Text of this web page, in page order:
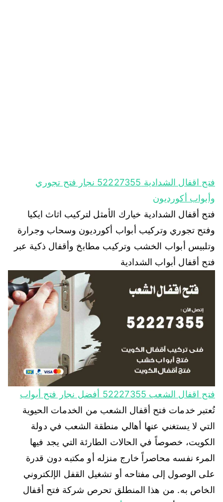
فتح اقفال الشدادية 52227355 نجار فتح تجوري
وأبواب أكورديون
فتح أقفال الشدادية خيارك الأمثل لتركيب اثاث ايكيا
وفتح تجوري وتركيب أبواب أكورديون وسحاب وجرارة
وتلبيس أبواب الخشب وتركيب مطابخ وأقفال ذكية عبر
فتح أقفال أبواب الشدادية
فتح اقفال الشعب 52227355 أفضل نجار فتح أبواب
تُعتبر خدمات فتح أقفال الشعب من الخدمات الحيوية
التي لا يستغني عنها أهالي منطقة الشعب في دولة
الكويت، خصوصاً في الحالات الطارئة التي يجد فيها
المرء نفسه محاصراً خارج منزله أو مكتبه دون قدرة
على الوصول إلى مفتاحه أو تشغيل القفل الإلكتروني
الخاص به. من هذا المنطلق تحرص شركة فتح أقفال